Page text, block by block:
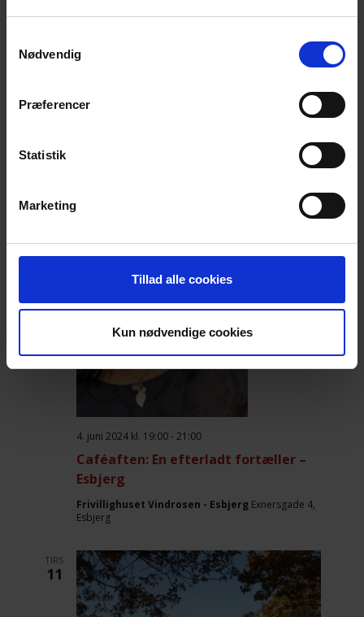
Nødvendig
Præferencer
Statistik
Marketing
Tillad alle cookies
Kun nødvendige cookies
Caféaften med tema – Odense
Caféaften: En efterladt fortæller –
Esbjerg
4. juni 2024 kl. 19:00- 21:00
Frivillighuset Vindrosen - Esbjerg Exnersgade 4,
Esbjerg
TIRS
11